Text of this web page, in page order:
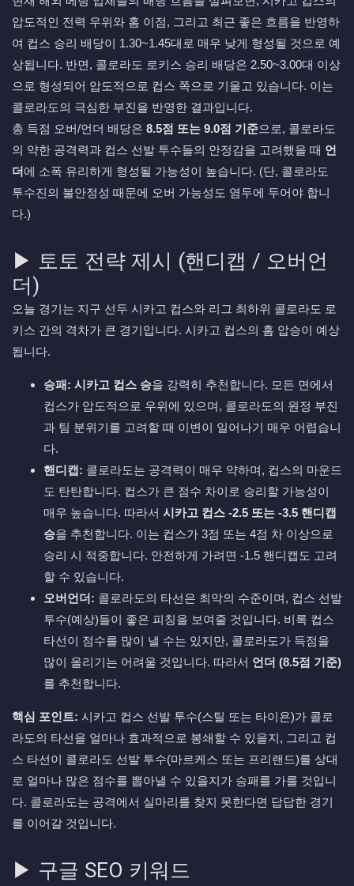
압도적인 전력 우위와 홈 이점, 그리고 최근 좋은 흐름을 반영하
여 컵스 승리 배당이 1.30~1.45대로 매우 낮게 형성될 것으로 예
상됩니다. 반면, 콜로라도 로키스 승리 배당은 2.50~3.00대 이상
으로 형성되어 압도적으로 컵스 쪽으로 기울고 있습니다. 이는
콜로라도의 극심한 부진을 반영한 결과입니다.
총 득점 오버/언더 배당은 8.5점 또는 9.0점 기준으로, 콜로라도
의 약한 공격력과 컵스 선발 투수들의 안정감을 고려했을 때 언
더에 소폭 유리하게 형성될 가능성이 높습니다. (단, 콜로라도
투수진의 불안정성 때문에 오버 가능성도 염두에 두어야 합니
다.)
▶ 토토 전략 제시 (핸디캡 / 오버언
더)
오늘 경기는 지구 선두 시카고 컵스와 리그 최하위 콜로라도 로
키스 간의 격차가 큰 경기입니다. 시카고 컵스의 홈 압승이 예상
됩니다.
승패: 시카고 컵스 승을 강력히 추천합니다. 모든 면에서
컵스가 압도적으로 우위에 있으며, 콜로라도의 원정 부진
과 팀 분위기를 고려할 때 이변이 일어나기 매우 어렵습니
다.
핸디캡: 콜로라도는 공격력이 매우 약하며, 컵스의 마운드
도 탄탄합니다. 컵스가 큰 점수 차이로 승리할 가능성이
매우 높습니다. 따라서 시카고 컵스 -2.5 또는 -3.5 핸디캡
승을 추천합니다. 이는 컵스가 3점 또는 4점 차 이상으로
승리 시 적중합니다. 안전하게 가려면 -1.5 핸디캡도 고려
할 수 있습니다.
오버언더: 콜로라도의 타선은 최악의 수준이며, 컵스 선발
투수(예상)들이 좋은 피칭을 보여줄 것입니다. 비록 컵스
타선이 점수를 많이 낼 수는 있지만, 콜로라도가 득점을
많이 올리기는 어려울 것입니다. 따라서 언더 (8.5점 기준)
를 추천합니다.
핵심 포인트: 시카고 컵스 선발 투수(스틸 또는 타이욘)가 콜로
라도의 타선을 얼마나 효과적으로 봉쇄할 수 있을지, 그리고 컵
스 타선이 콜로라도 선발 투수(마르케스 또는 프리랜드)를 상대
로 얼마나 많은 점수를 뽑아낼 수 있을지가 승패를 가를 것입니
다. 콜로라도는 공격에서 실마리를 찾지 못한다면 답답한 경기
를 이어갈 것입니다.
▶ 구글 SEO 키워드